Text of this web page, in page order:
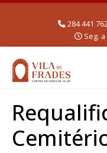
284 441
Seg. a